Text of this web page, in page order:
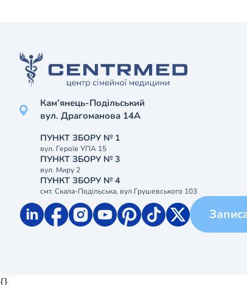
Кам’янець-Подільський
вул. Драгоманова 14А
ПУНКТ ЗБОРУ № 1
вул. Героїв УПА 15
ПУНКТ ЗБОРУ № 3
вул. Миру 2
ПУНКТ ЗБОРУ № 4
смт. Скала-Подільська, вул.Грушевського 103
{}